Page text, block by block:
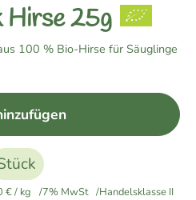
Hirse 25g
100 % Bio-Hirse für Säuglinge
Produkt zum Warenkorb
€/ kg 7% MwSt Handelsklasse II